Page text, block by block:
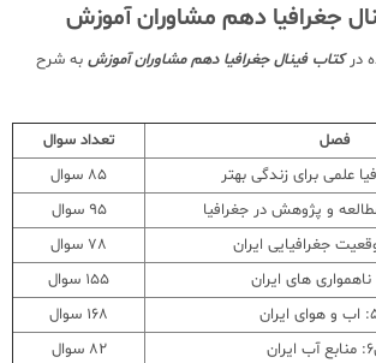
جغرافیا دهم مشاوران آموزش
درکتاب فینال جغرافیا دهم مشاوران آموزش به شرح
فصل
تعداد سوال
85 سوال
95 سوال
78 سوال
155 سوال
168 سوال
82 سوال